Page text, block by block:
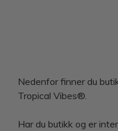
Nedenfor finner du
Tropical Vibes®.
Har du butikk og er